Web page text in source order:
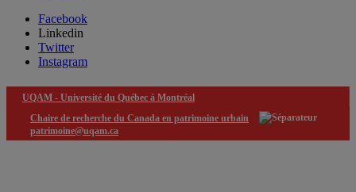
Facebook
Linkedin
Twitter
Instagram
UQAM - Université du Québec à Montréal
Chaire de recherche du Canada en patrimoine urbain
patrimoine@uqam.ca